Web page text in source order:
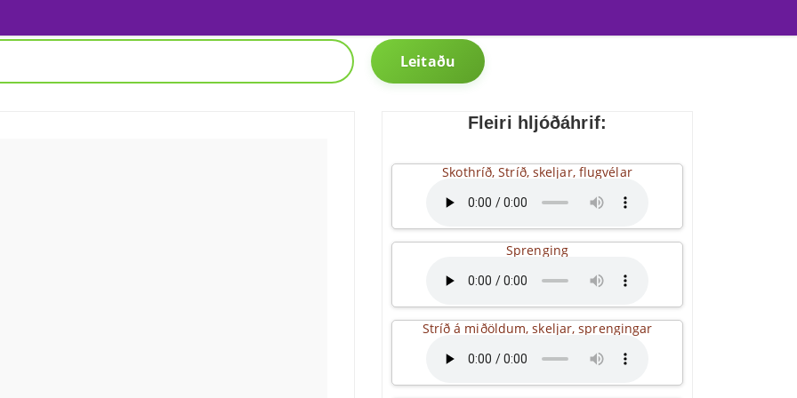
Leitaðu
Fleiri hljóðáhrif:
Skothríð, Stríð, skeljar, flugvélar
Sprenging
Stríð á miðöldum, skeljar, sprengingar